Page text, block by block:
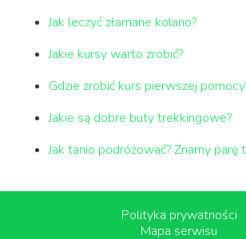
Jak leczyć złamane kolano?
Jakie kursy warto zrobić?
Gdzie zrobić kurs pierwszej
Jakie są dobre buty trekkingowe?
Jak tanio podróżować? Znamy parę
Polityka prywatności
Mapa serwisu